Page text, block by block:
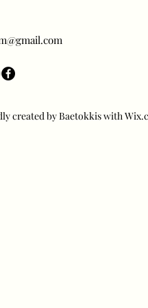
created by Baetokkis with